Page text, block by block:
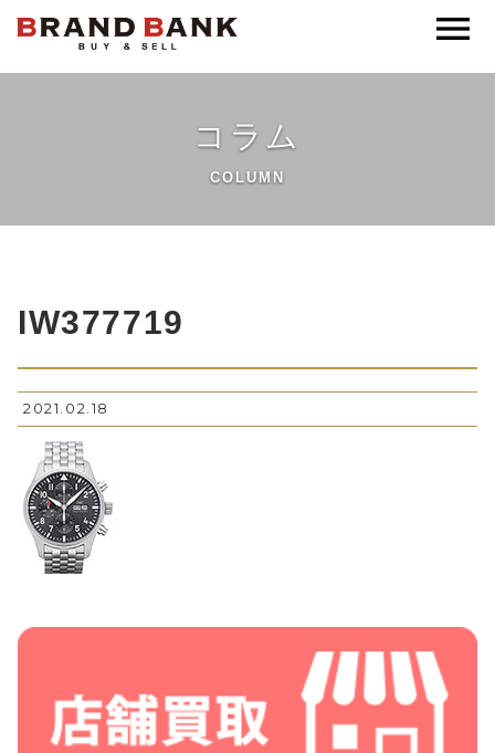
ブランドバンク公式
コラム
COLUMN
IW377719
2021.02.18